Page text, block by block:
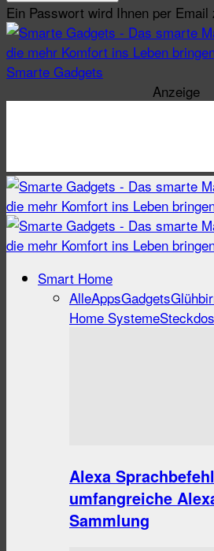
Ein Passwort wird Ihnen per
Smarte Gadgets
Anzeige
Smart Home
AlleAppsGadgets
Home Systeme
Alexa
umfangreiche
Sammlung